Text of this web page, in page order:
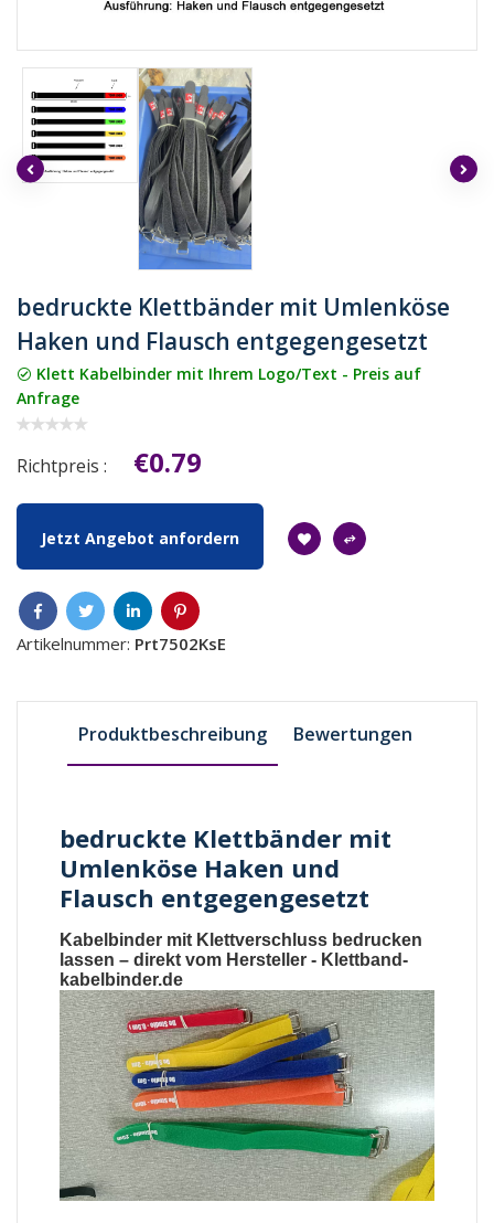
bedruckte Klettbänder mit Umlenköse
Haken und Flausch entgegengesetzt
Klett Kabelbinder mit Ihrem Logo/Text - Preis auf
Anfrage
Richtpreis : €0.79
Jetzt Angebot anfordern
Artikelnummer: Prt7502KsE
Produktbeschreibung Bewertungen
bedruckte Klettbänder mit
Umlenköse Haken und
Flausch entgegengesetzt
Kabelbinder mit Klettverschluss bedrucken
lassen – direkt vom Hersteller - Klettband-
kabelbinder.de